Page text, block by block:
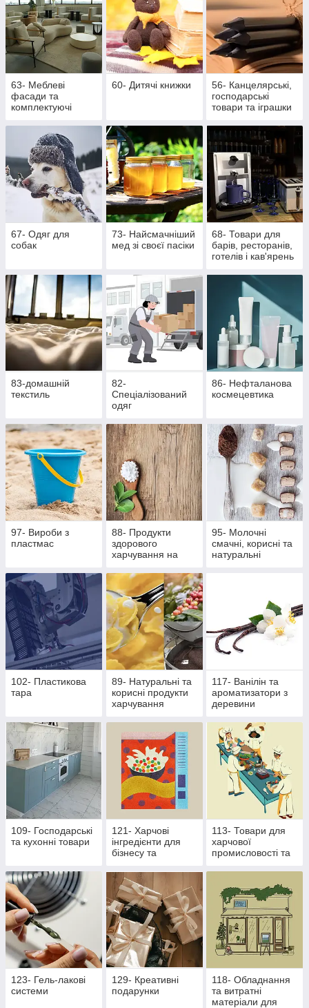
63- Меблеві
фасади та
комплектуючі
60- Дитячі книжки
56- Канцелярські,
господарські
товари та іграшки
67- Одяг для
собак
73- Найсмачніший
мед зі своєї пасіки
68- Товари для
барів, ресторанів,
готелів і кав'ярень
83-домашній
текстиль
82-
Спеціалізований
одяг
86- Нефталанова
космецевтика
97- Вироби з
пластмас
88- Продукти
здорового
харчування на
стевії
95- Молочні
смачні, корисні та
натуральні
102- Пластикова
тара
89- Натуральні та
корисні продукти
харчування
117- Ванілін та
ароматизатори з
деревини
109- Господарські
та кухонні товари
121- Харчові
інгредієнти для
бізнесу та
113- Товари для
харчової
промисловості та
бізнесу
123- Гель-лакові
системи
129- Креативні
подарунки
118- Обладнання
та витратні
матеріали для